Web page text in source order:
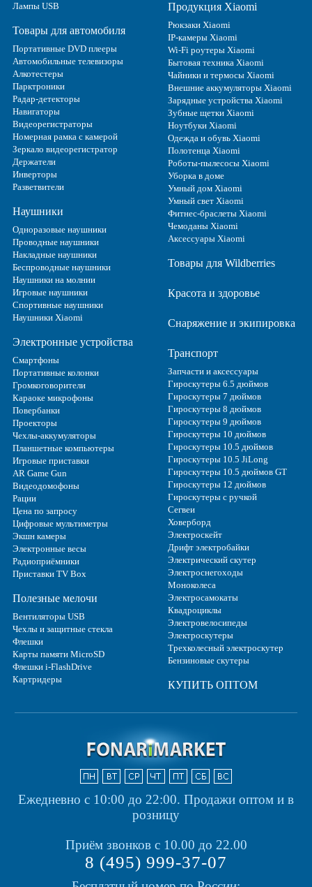
Лампы USB
Товары для автомобиля
Портативные DVD плееры
Автомобильные телевизоры
Алкотестеры
Парктроники
Радар-детекторы
Навигаторы
Видеорегистраторы
Номерная рамка с камерой
Зеркало видеорегистратор
Держатели
Инверторы
Разветвители
Наушники
Одноразовые наушники
Проводные наушники
Накладные наушники
Беспроводные наушники
Наушники на молнии
Игровые наушники
Спортивные наушники
Наушники Xiaomi
Электронные устройства
Смартфоны
Портативные колонки
Громкоговорители
Караоке микрофоны
Повербанки
Проекторы
Чехлы-аккумуляторы
Планшетные компьютеры
Игровые приставки
AR Game Gun
Видеодомофоны
Рации
Цена по запросу
Цифровые мультиметры
Экшн камеры
Электронные весы
Радиоприёмники
Приставки TV Box
Полезные мелочи
Вентиляторы USB
Чехлы и защитные стекла
Флешки
Карты памяти MicroSD
Флешки i-FlashDrive
Картридеры
Продукция Xiaomi
Рюкзаки Xiaomi
IP-камеры Xiaomi
Wi-Fi роутеры Xiaomi
Бытовая техника Xiaomi
Чайники и термосы Xiaomi
Внешние аккумуляторы Xiaomi
Зарядные устройства Xiaomi
Зубные щетки Xiaomi
Ноутбуки Xiaomi
Одежда и обувь Xiaomi
Полотенца Xiaomi
Роботы-пылесосы Xiaomi
Уборка в доме
Умный дом Xiaomi
Умный свет Xiaomi
Фитнес-браслеты Xiaomi
Чемоданы Xiaomi
Аксессуары Xiaomi
Товары для Wildberries
Красота и здоровье
Снаряжение и экипировка
Транспорт
Запчасти и аксессуары
Гироскутеры 6.5 дюймов
Гироскутеры 7 дюймов
Гироскутеры 8 дюймов
Гироскутеры 9 дюймов
Гироскутеры 10 дюймов
Гироскутеры 10.5 дюймов
Гироскутеры 10.5 JiLong
Гироскутеры 10.5 дюймов GT
Гироскутеры 12 дюймов
Гироскутеры с ручкой
Сегвеи
Ховерборд
Электроскейт
Дрифт электробайки
Электрический скутер
Электроснегоходы
Моноколеса
Электросамокаты
Квадроциклы
Электровелосипеды
Электроскутеры
Трехколесный электроскутер
Бензиновые скутеры
КУПИТЬ ОПТОМ
Ежедневно с 10:00 до 22:00. Продажи оптом и в
розницу
Приём звонков с 10.00 до 22.00
8 (495) 999-37-07